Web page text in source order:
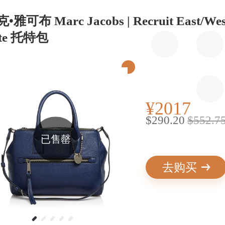
•雅可布 Marc Jacobs | Recruit East/
托特包
已售罄
¥2017
$290.20
去购买